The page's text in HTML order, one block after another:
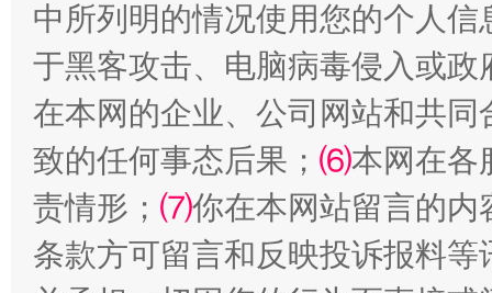
解纷+调解+退费，一次搞定
中所列明的情况使用您的个人
于黑客攻击、电脑病毒侵入或
在本网的企业、公司网站和共
致的任何事态后果； ⑹本网在各
责情形； ⑺你在本网站留言的内
条款方可留言和反映投诉报料